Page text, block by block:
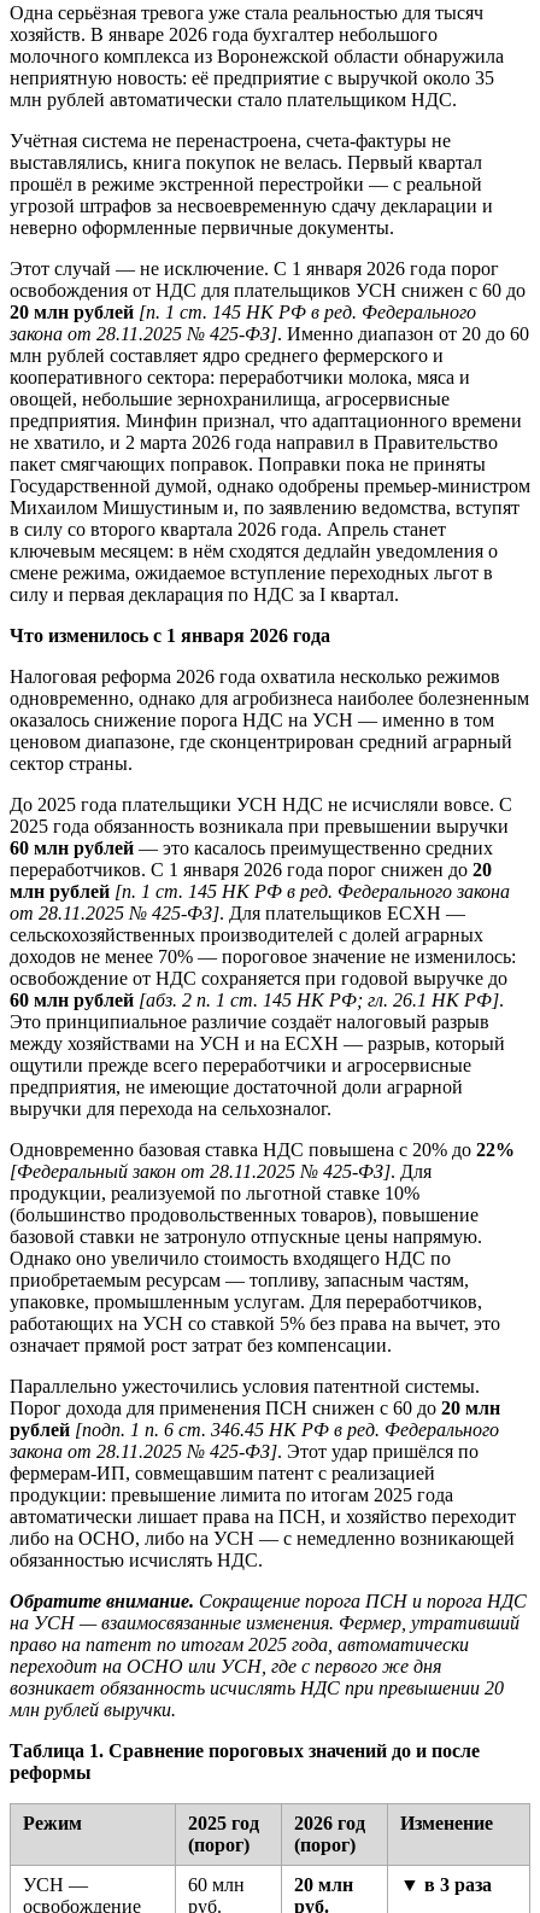
Одна серьёзная тревога уже стала реальностью для тысяч
хозяйств. В январе 2026 года бухгалтер небольшого
молочного комплекса из Воронежской области обнаружила
неприятную новость: её предприятие с выручкой около 35
млн рублей автоматически стало плательщиком НДС.
Учётная система не перенастроена, счета-фактуры не
выставлялись, книга покупок не велась. Первый квартал
прошёл в режиме экстренной перестройки — с реальной
угрозой штрафов за несвоевременную сдачу декларации и
неверно оформленные первичные документы.
Этот случай — не исключение. С 1 января 2026 года порог
освобождения от НДС для плательщиков УСН снижен с 60 до
20 млн рублей [п. 1 ст. 145 НК РФ в ред. Федерального
закона от 28.11.2025 № 425-ФЗ]. Именно диапазон от 20 до 60
млн рублей составляет ядро среднего фермерского и
кооперативного сектора: переработчики молока, мяса и
овощей, небольшие зернохранилища, агросервисные
предприятия. Минфин признал, что адаптационного времени
не хватило, и 2 марта 2026 года направил в Правительство
пакет смягчающих поправок. Поправки пока не приняты
Государственной думой, однако одобрены премьер-министром
Михаилом Мишустиным и, по заявлению ведомства, вступят
в силу со второго квартала 2026 года. Апрель станет
ключевым месяцем: в нём сходятся дедлайн уведомления о
смене режима, ожидаемое вступление переходных льгот в
силу и первая декларация по НДС за I квартал.
Что изменилось с 1 января 2026 года
Налоговая реформа 2026 года охватила несколько режимов
одновременно, однако для агробизнеса наиболее болезненным
оказалось снижение порога НДС на УСН — именно в том
ценовом диапазоне, где сконцентрирован средний аграрный
сектор страны.
До 2025 года плательщики УСН НДС не исчисляли вовсе. С
2025 года обязанность возникала при превышении выручки
60 млн рублей — это касалось преимущественно средних
переработчиков. С 1 января 2026 года порог снижен до 20
млн рублей [п. 1 ст. 145 НК РФ в ред. Федерального закона
от 28.11.2025 № 425-ФЗ]. Для плательщиков ЕСХН —
сельскохозяйственных производителей с долей аграрных
доходов не менее 70% — пороговое значение не изменилось:
освобождение от НДС сохраняется при годовой выручке до
60 млн рублей [абз. 2 п. 1 ст. 145 НК РФ; гл. 26.1 НК РФ].
Это принципиальное различие создаёт налоговый разрыв
между хозяйствами на УСН и на ЕСХН — разрыв, который
ощутили прежде всего переработчики и агросервисные
предприятия, не имеющие достаточной доли аграрной
выручки для перехода на сельхозналог.
Одновременно базовая ставка НДС повышена с 20% до 22%
[Федеральный закон от 28.11.2025 № 425-ФЗ]. Для
продукции, реализуемой по льготной ставке 10%
(большинство продовольственных товаров), повышение
базовой ставки не затронуло отпускные цены напрямую.
Однако оно увеличило стоимость входящего НДС по
приобретаемым ресурсам — топливу, запасным частям,
упаковке, промышленным услугам. Для переработчиков,
работающих на УСН со ставкой 5% без права на вычет, это
означает прямой рост затрат без компенсации.
Параллельно ужесточились условия патентной системы.
Порог дохода для применения ПСН снижен с 60 до 20 млн
рублей [подп. 1 п. 6 ст. 346.45 НК РФ в ред. Федерального
закона от 28.11.2025 № 425-ФЗ]. Этот удар пришёлся по
фермерам-ИП, совмещавшим патент с реализацией
продукции: превышение лимита по итогам 2025 года
автоматически лишает права на ПСН, и хозяйство переходит
либо на ОСНО, либо на УСН — с немедленно возникающей
обязанностью исчислять НДС.
Обратите внимание. Сокращение порога ПСН и порога НДС
на УСН — взаимосвязанные изменения. Фермер, утративший
право на патент по итогам 2025 года, автоматически
переходит на ОСНО или УСН, где с первого же дня
возникает обязанность исчислять НДС при превышении 20
млн рублей выручки.
Таблица 1. Сравнение пороговых значений до и после
реформы
Режим
2025 год
(порог)
2026 год
(порог)
Изменение
УСН —
освобождение
60 млн
руб.
20 млн
руб.
▼ в 3 раза